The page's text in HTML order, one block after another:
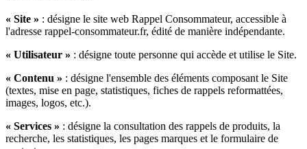
« Site » : désigne le site web Rappel Consommateur, accessible à
l'adresse rappel-consommateur.fr, édité de manière indépendante.
« Utilisateur » : désigne toute personne qui accède et utilise le Site.
« Contenu » : désigne l'ensemble des éléments composant le Site
(textes, mise en page, statistiques, fiches de rappels reformattées,
images, logos, etc.).
« Services » : désigne la consultation des rappels de produits, la
recherche, les statistiques, les pages marques et le formulaire de